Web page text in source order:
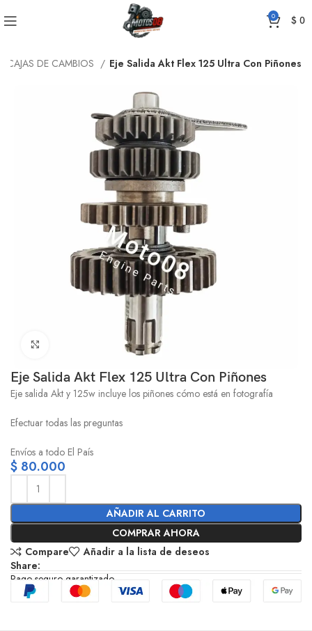
0 $0
CAJAS DE CAMBIOS Eje Salida Akt Flex 125 Ultra Con Piñones
Eje Salida Akt Flex 125 Ultra Con Piñones
Eje salida Akt y 125w incluye los piñones cómo está en fotografía
Efectuar todas las preguntas
Envíos a todo El País
$ 80.000
AÑADIR AL CARRITO
COMPRAR AHORA
Compare
Añadir a la lista de deseos
Share:
Pago seguro garantizado